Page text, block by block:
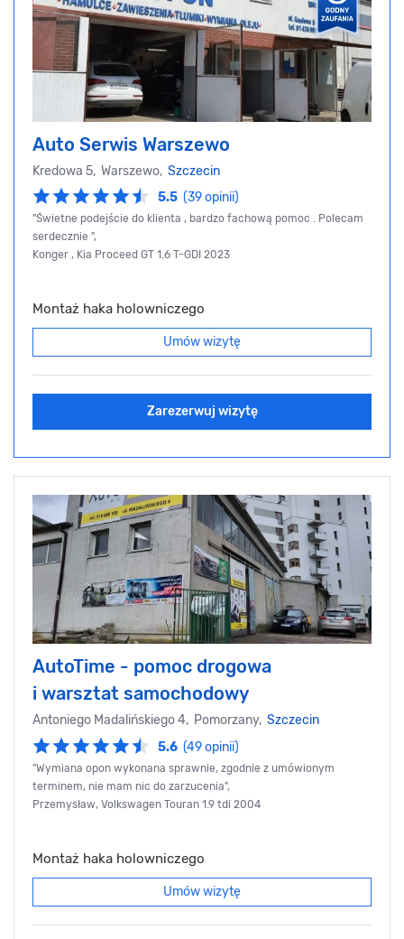
Auto Serwis Warszewo
Kredowa 5, Warszewo, Szczecin
5.5 (39 opinii)
"Świetne podejście do klienta , bardzo fachową pomoc . Polecam
serdecznie ",
Konger , Kia Proceed GT 1.6 T-GDI 2023
Montaż haka holowniczego
Umów wizytę
Zarezerwuj wizytę
AutoTime - pomoc drogowa
i warsztat samochodowy
Antoniego Madalińskiego 4, Pomorzany, Szczecin
5.6 (49 opinii)
"Wymiana opon wykonana sprawnie, zgodnie z umówionym
terminem, nie mam nic do zarzucenia",
Przemysław, Volkswagen Touran 1.9 tdi 2004
Montaż haka holowniczego
Umów wizytę